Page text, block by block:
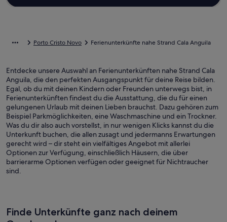
Porto Cristo Novo Ferienunterkünfte nahe Strand Cala Anguila
Entdecke unsere Auswahl an Ferienunterkünften nahe Strand Cala
Anguila, die den perfekten Ausgangspunkt für deine Reise bilden.
Egal, ob du mit deinen Kindern oder Freunden unterwegs bist, in
Ferienunterkünften findest du die Ausstattung, die du für einen
gelungenen Urlaub mit deinen Lieben brauchst. Dazu gehören zum
Beispiel Parkmöglichkeiten, eine Waschmaschine und ein Trockner.
Was du dir also auch vorstellst, in nur wenigen Klicks kannst du die
Unterkunft buchen, die allen zusagt und jedermanns Erwartungen
gerecht wird – dir steht ein vielfältiges Angebot mit allerlei
Optionen zur Verfügung, einschließlich Häusern, die über
barrierarme Optionen verfügen oder geeignet für Nichtraucher
sind.
Finde Unterkünfte ganz nach deinem